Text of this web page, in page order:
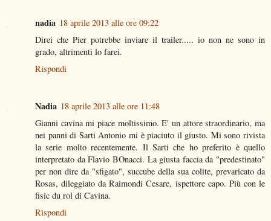
nadia 18 aprile 2013 alle ore 09:22
Direi che Pier potrebbe inviare il trailer..... io non ne sono in
grado, altrimenti lo farei.
Rispondi
Nadia 18 aprile 2013 alle ore 11:48
Gianni cavina mi piace moltissimo. E' un attore straordinario, ma
nei panni di Sarti Antonio mi è piaciuto il giusto. Mi sono rivista
la serie molto recentemente. Il Sarti che ho preferito è quello
interpretato da Flavio BOnacci. La giusta faccia da "predestinato"
per non dire da "sfigato", succube della sua colite, prevaricato da
Rosas, dileggiato da Raimondi Cesare, ispettore capo. Più con le
fisic du rol di Cavina.
Rispondi